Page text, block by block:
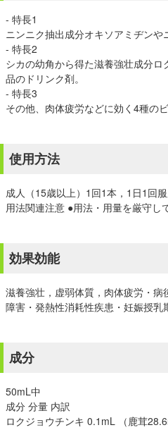
- 特長1
ニンニク抽出成分オキソアミヂンや
- 特長2
シカの幼角から得た滋養強壮成分
品のドリンク剤。
- 特長3
その他、肉体疲労などに効く4種の
使用方法
成人（15歳以上）1回1本，1日1回服
用法関連注意 ●用法・用量を厳守し
効果効能
滋養強壮，虚弱体質，肉体疲労・
障害・発熱性消耗性疾患・妊娠授乳
成分
50mL中
成分 分量 内訳
ロクジョウチンキ 0.1mL （鹿茸